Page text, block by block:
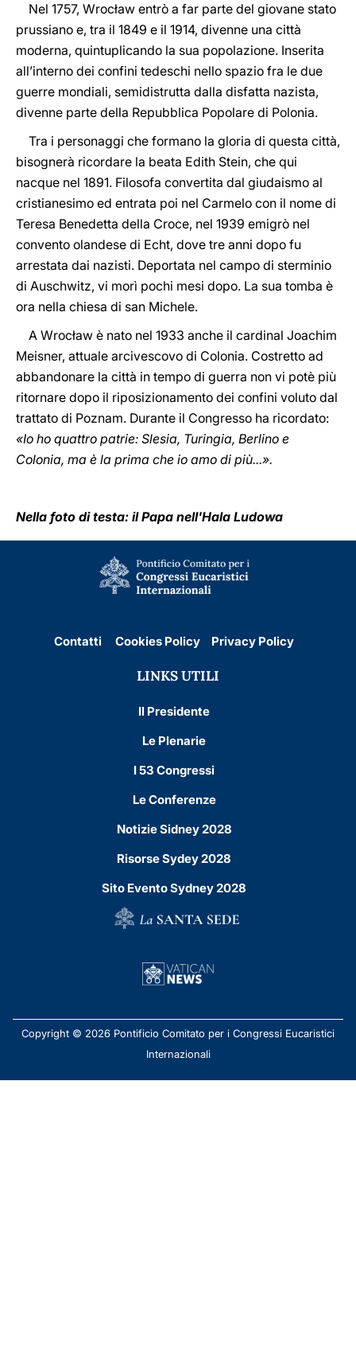
Nel 1757, Wrocław entrò a far parte del giovane stato
prussiano e, tra il 1849 e il 1914, divenne una città
moderna, quintuplicando la sua popolazione. Inserita
all’interno dei confini tedeschi nello spazio fra le due
guerre mondiali, semidistrutta dalla disfatta nazista,
divenne parte della Repubblica Popolare di Polonia.
Tra i personaggi che formano la gloria di questa città,
bisognerà ricordare la beata Edith Stein, che qui
nacque nel 1891. Filosofa convertita dal giudaismo al
cristianesimo ed entrata poi nel Carmelo con il nome di
Teresa Benedetta della Croce, nel 1939 emigrò nel
convento olandese di Echt, dove tre anni dopo fu
arrestata dai nazisti. Deportata nel campo di sterminio
di Auschwitz, vi morì pochi mesi dopo. La sua tomba è
ora nella chiesa di san Michele.
A Wrocław è nato nel 1933 anche il cardinal Joachim
Meisner, attuale arcivescovo di Colonia. Costretto ad
abbandonare la città in tempo di guerra non vi potè più
ritornare dopo il riposizionamento dei confini voluto dal
trattato di Poznam. Durante il Congresso ha ricordato:
«Io ho quattro patrie: Slesia, Turingia, Berlino e
Colonia, ma è la prima che io amo di più...».
Nella foto di testa: il Papa nell'Hala Ludowa
Contatti Cookies Policy Privacy Policy
LINKS UTILI
Il Presidente
Le Plenarie
I 53 Congressi
Le Conferenze
Notizie Sidney 2028
Risorse Sydey 2028
Sito Evento Sydney 2028
Copyright © 2026 Pontificio Comitato per i Congressi Eucaristici
Internazionali